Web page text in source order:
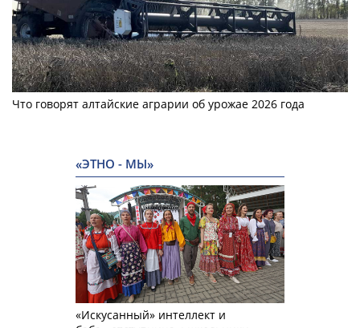
Что говорят алтайские аграрии об урожае 2026 года
«ЭТНО - МЫ»
«Искусанный» интеллект и